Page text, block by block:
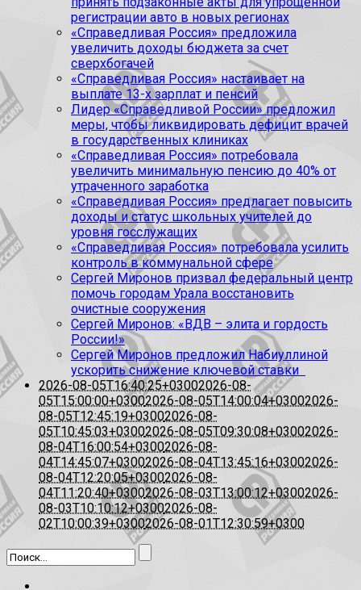
регистрации авто в новых регионах
«Справедливая Россия» предложила
увеличить доходы бюджета за счет
сверхбогачей
«Справедливая Россия» настаивает на
выплате 13-х зарплат и пенсий
Лидер «Справедливой России» предложил
меры, чтобы ликвидировать дефицит врачей
в государственных клиниках
«Справедливая Россия» потребовала
увеличить минимальную пенсию до 40% от
утраченного заработка
«Справедливая Россия» предлагает повысить
доходы и статус школьных учителей до
уровня госслужащих
«Справедливая Россия» потребовала усилить
контроль в коммунальной сфере
Сергей Миронов призвал федеральный центр
помочь городам Урала восстановить
очистные сооружения
Сергей Миронов: «ВДВ – элита и гордость
России!»
Сергей Миронов предложил Набиуллиной
ускорить снижение ключевой ставки
2026-08-05T16:40:25+03002026-08-
05T15:00:00+03002026-08-05T14:00:04+03002026-
08-05T12:45:19+03002026-08-
05T10:45:03+03002026-08-05T09:30:08+03002026-
08-04T16:00:54+03002026-08-
04T14:45:07+03002026-08-04T13:45:16+03002026-
08-04T12:20:05+03002026-08-
04T11:20:40+03002026-08-03T13:00:12+03002026-
08-03T10:10:12+03002026-08-
02T10:00:39+03002026-08-01T12:30:59+0300